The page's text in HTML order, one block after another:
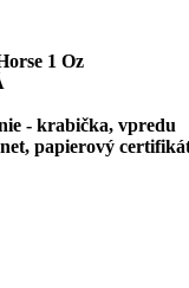
1 Oz
- krabička, vpredu
papierový